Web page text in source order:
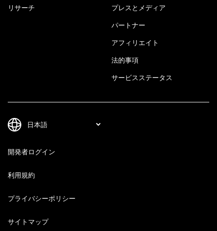
リサーチ プレスとメディア
パートナー
アフィリエイト
法的事項
サービスステータス
開発者ログイン
利用規約
プライバシーポリシー
サイトマップ